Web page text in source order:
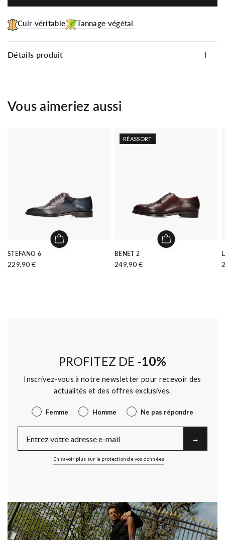
Cuir véritable Tannage végétal
Détails produit
Vous aimeriez aussi
STEFANO 6
229,90 €
RÉASSORT
BENET 2
249,90 €
PROFITEZ DE -10%
Inscrivez-vous à notre newsletter pour recevoir des
actualités et des offres exclusives.
Genre Femme Homme Ne pas répondre
→︎
En savoir plus sur la protection de vos données